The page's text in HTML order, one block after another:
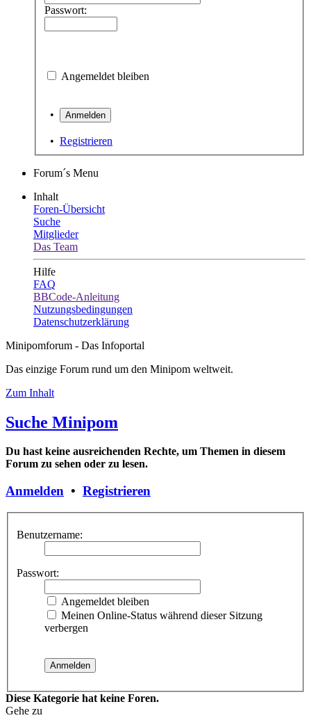
Passwort:
Angemeldet bleiben
•
• Registrieren
Forum´s Menu
Inhalt
Foren-Übersicht
Suche
Mitglieder
Das Team
Hilfe
FAQ
BBCode-Anleitung
Nutzungsbedingungen
Datenschutzerklärung
Minipomforum - Das Infoportal
Das einzige Forum rund um den Minipom weltweit.
Zum Inhalt
Suche Minipom
Du hast keine ausreichenden Rechte, um Themen in diesem
Forum zu sehen oder zu lesen.
Anmelden • Registrieren
Benutzername:
Passwort:
Angemeldet bleiben
Meinen Online-Status während dieser Sitzung
verbergen
Diese Kategorie hat keine Foren.
Gehe zu